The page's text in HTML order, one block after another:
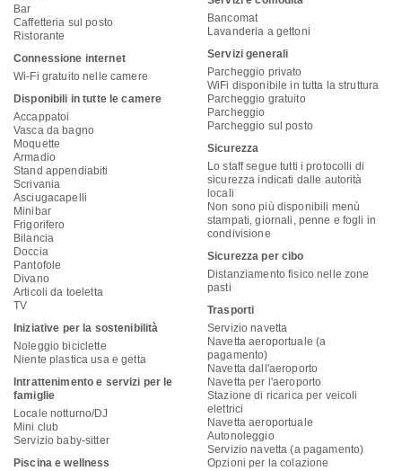
Bar
Caffetteria sul posto
Ristorante
Connessione internet
Wi-Fi gratuito nelle camere
Disponibili in tutte le camere
Accappatoi
Vasca da bagno
Moquette
Armadio
Stand appendiabiti
Scrivania
Asciugacapelli
Minibar
Frigorifero
Bilancia
Doccia
Pantofole
Divano
Articoli da toeletta
TV
Iniziative per la sostenibilità
Noleggio biciclette
Niente plastica usa e getta
Intrattenimento e servizi per le
famiglie
Locale notturno/DJ
Mini club
Servizio baby-sitter
Piscina e wellness
Bancomat
Lavanderia a gettoni
Servizi generali
Parcheggio privato
WiFi disponibile in tutta la struttura
Parcheggio gratuito
Parcheggio
Parcheggio sul posto
Sicurezza
Lo staff segue tutti i protocolli di
sicurezza indicati dalle autorità
locali
Non sono più disponibili menù
stampati, giornali, penne e fogli in
condivisione
Sicurezza per cibo
Distanziamento fisico nelle zone
pasti
Trasporti
Servizio navetta
Navetta aeroportuale (a
pagamento)
Navetta dall'aeroporto
Navetta per l'aeroporto
Stazione di ricarica per veicoli
elettrici
Navetta aeroportuale
Autonoleggio
Servizio navetta (a pagamento)
Opzioni per la colazione